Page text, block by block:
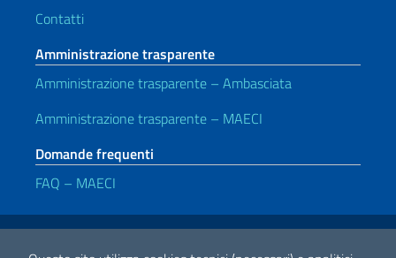
Contatti
Amministrazione trasparente
Amministrazione trasparente – Ambasciata
Amministrazione trasparente – MAECI
Domande frequenti
FAQ – MAECI
Link Utili